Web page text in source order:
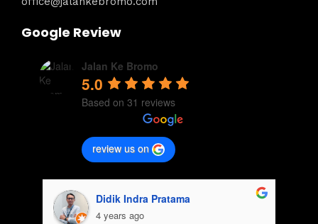
Google Review
Jalan Ke Bromo
5.0
Based on 31 reviews
review us on
Didik Indra Pratama
4 years ago